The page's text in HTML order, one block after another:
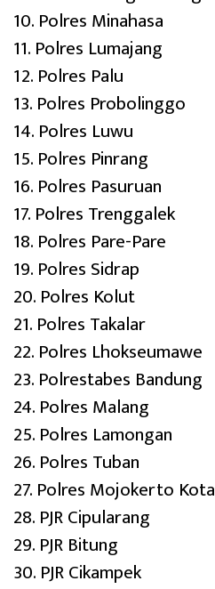
10. Polres Minahasa
11. Polres Lumajang
12. Polres Palu
13. Polres Probolinggo
14. Polres Luwu
15. Polres Pinrang
16. Polres Pasuruan
17. Polres Trenggalek
18. Polres Pare-Pare
19. Polres Sidrap
20. Polres Kolut
21. Polres Takalar
22. Polres Lhokseumawe
23. Polrestabes Bandung
24. Polres Malang
25. Polres Lamongan
26. Polres Tuban
27. Polres Mojokerto Kota
28. PJR Cipularang
29. PJR Bitung
30. PJR Cikampek